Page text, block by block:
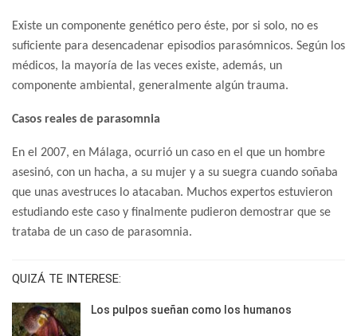
Existe un componente genético pero éste, por si solo, no es
suficiente para desencadenar episodios parasómnicos. Según los
médicos, la mayoría de las veces existe, además, un
componente ambiental, generalmente algún trauma.
Casos reales de parasomnia
En el 2007, en Málaga, ocurrió un caso en el que un hombre
asesinó, con un hacha, a su mujer y a su suegra cuando soñaba
que unas avestruces lo atacaban. Muchos expertos estuvieron
estudiando este caso y finalmente pudieron demostrar que se
trataba de un caso de parasomnia.
QUIZÁ TE INTERESE:
Los pulpos sueñan como los humanos